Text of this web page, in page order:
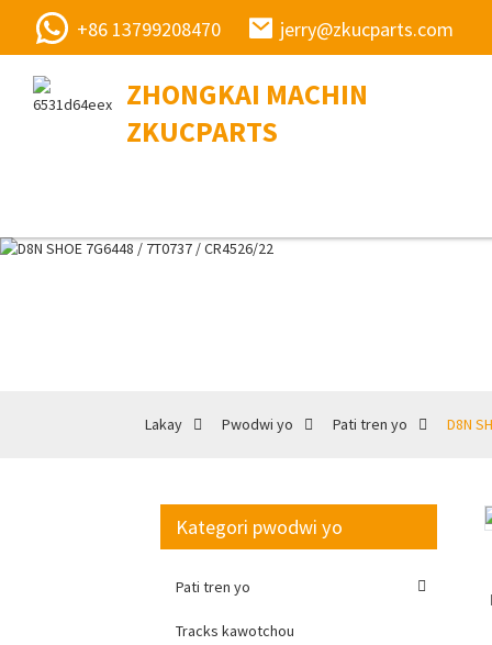
+86 13799208470 jerry@zkucparts.com
ZHONGKAI MACHIN
ZKUCPARTS
Lakay Pwodwi yo Pati tren yo D8N
Kategori pwodwi yo
Pati tren yo
Tracks kawotchou
Loading...
Loading...